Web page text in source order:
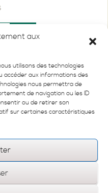
aux
utilisons des technologies
accéder aux informations des
nous permettra de
de navigation ou les ID
ou de retirer son
sur certaines caractéristiques